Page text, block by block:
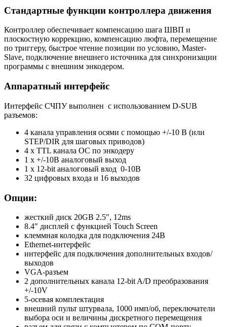
Стандартные функции контроллера движения
Контроллер обеспечивает компенсацию шага ШВП и
плоскостную коррекцию, компенсацию люфта, перемещение
по триггеру, быстрое чтение позиции по условию, Master-
Slave, подключение внешнего источника для синхронизации
программы с внешним энкодером.
Аппаратный интерфейс
Интерфейс СЧПУ выполнен с использованием D-SUB
разъемов:
4 канала управления осями с помощью +/-10 В (или
STEP/DIR для шаговых приводов)
4 x TTL канала ОС по энкодеру
1 x +/-10В аналоговый выход
1 x 12-bit аналоговый вход 0-10В
32 цифровых входа и 16 выходов
Опции:
жесткий диск 20GB 2.5", 12ms
8.4" дисплей с функцией Touch Screen
клеммная колодка для подключения 24В
Ethernet-интерфейс
интерфейс для подключения дополнительных входов/
выходов
VGA-разъем
2 дополнительных канала 12-bit A/D преобразования
+/-10V
5-осевая комплектация
внешний пульт штурвала, 1000 имп/об, переключатели
выбора оси и величины дискретного перемещения